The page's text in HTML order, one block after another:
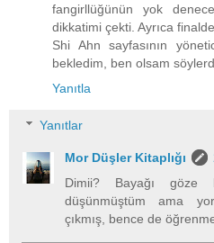
fangirllüğünün yok
dikkatimi çekti. Ayrıca
Shi Ahn sayfasının
bekledim, ben olsam
Yanıtla
Yanıtlar
Mor Düşler Kitaplığı
Dimii? Bayağı göze
düşünmüştüm ama
çıkmış, bence de